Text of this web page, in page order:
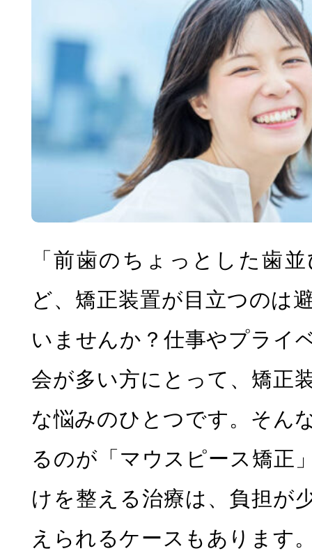
虫歯治療
歯周病治療 予防歯科
「前歯のちょっとした歯
ど、矯正装置が目立つのは
いませんか？仕事やプライ
会が多い方にとって、矯正
な悩みのひとつです。そん
るのが「マウスピース矯正
けを整える治療は、負担が
えられるケースもあります